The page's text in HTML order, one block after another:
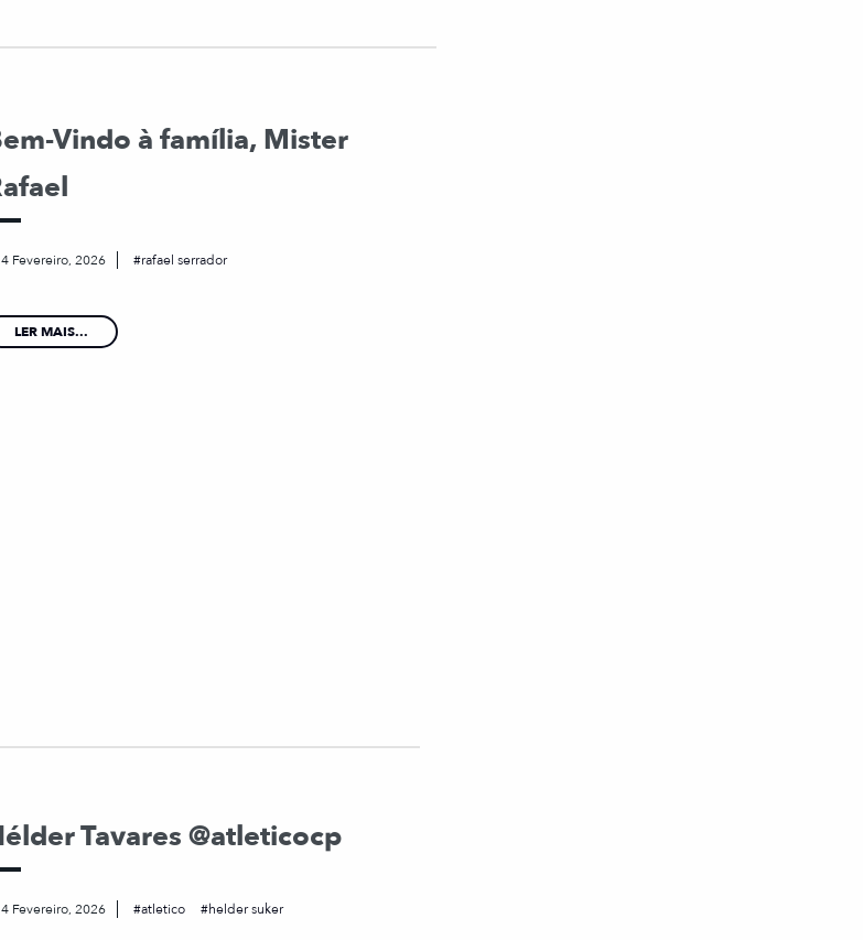
Vindo à família, Mister
4 Fevereiro, 2026 rafael serrador
LER MAIS...
Tavares @atleticocp
4 Fevereiro, 2026 atletico helder suker